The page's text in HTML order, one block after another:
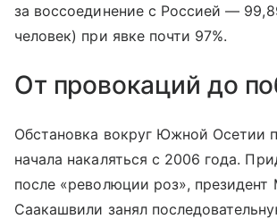
за воссоединение с Россией —
человек) при явке почти 97%.
От провокаций до
Обстановка вокруг Южной Осетии
начала накаляться с 2006 года.
после «революции роз», президент
Саакашвили занял